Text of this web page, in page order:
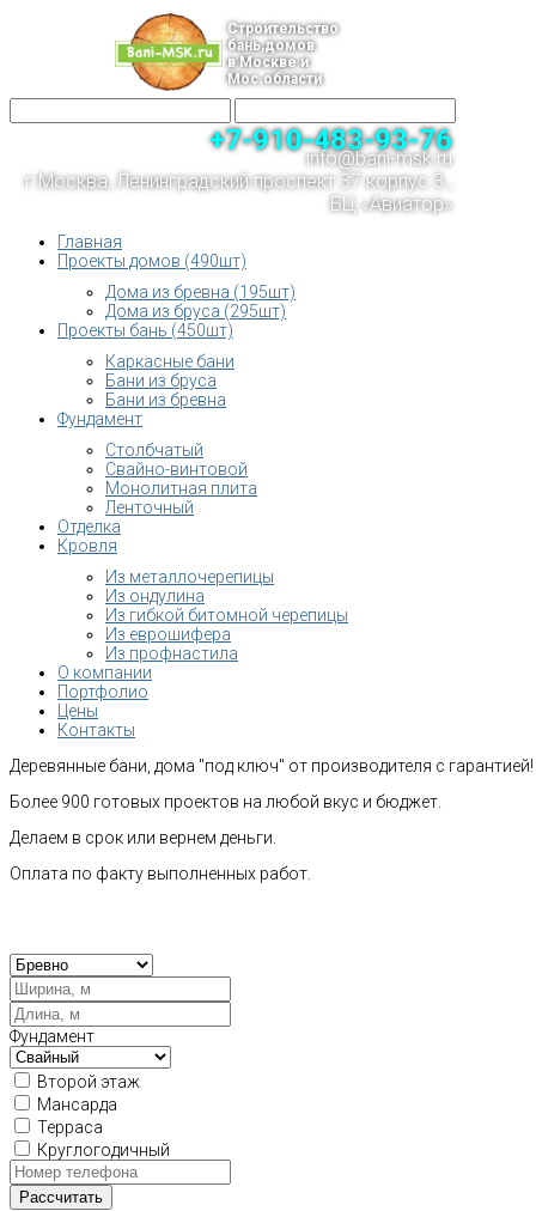
Строительство
бань,домов
в Москве и
Мос.области
+7-910-483-93-76
info@bani-msk.ru
г.Москва, Ленинградский проспект 37 корпус 3 ,
БЦ «Авиатор»
Главная
Проекты домов (490шт)
Дома из бревна (195шт)
Дома из бруса (295шт)
Проекты бань (450шт)
Каркасные бани
Бани из бруса
Бани из бревна
Фундамент
Столбчатый
Свайно-винтовой
Монолитная плита
Ленточный
Отделка
Кровля
Из металлочерепицы
Из ондулина
Из гибкой битомной черепицы
Из еврошифера
Из профнастила
О компании
Портфолио
Цены
Контакты
Деревянные бани, дома "под ключ" от производителя с гарантией!
Более 900 готовых проектов на любой вкус и бюджет.
Делаем в срок или вернем деньги.
Оплата по факту выполненных работ.
Фундамент
Второй этаж
Мансарда
Терраса
Круглогодичный